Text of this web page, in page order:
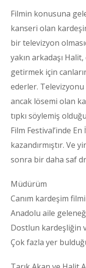
Filmin konusuna
kanseri olan
bir televizyon
yakın arkadaşı
getirmek için
ederler. Televizyonu
ancak lösemi olan
tıpkı söylemiş
Film Festival’inde
kazandırmıştır. Ve
sonra bir daha saf
Müdürüm
Canım kardeşim filmi
Anadolu aile
Dostlun kardeşliğin
Çok fazla yer